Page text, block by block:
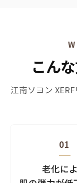
こん
江南ソヨン
01
老化に